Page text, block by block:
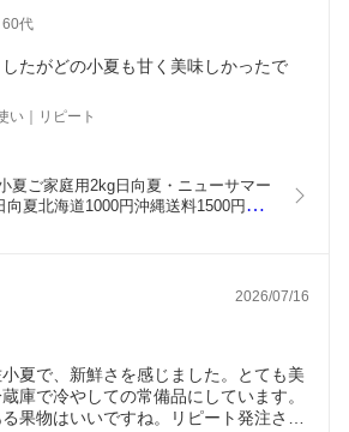
60代
たがどの小夏も甘く美味しかったで
い｜リピート
夏ご家庭用2kg日向夏・ニューサマー
向夏北海道1000円沖縄送料1500円
2026/07/16
夏で、新鮮さを感じました。とても美
庫で冷やしての常備品にしています。
果物はいいですね。リピート発注させ